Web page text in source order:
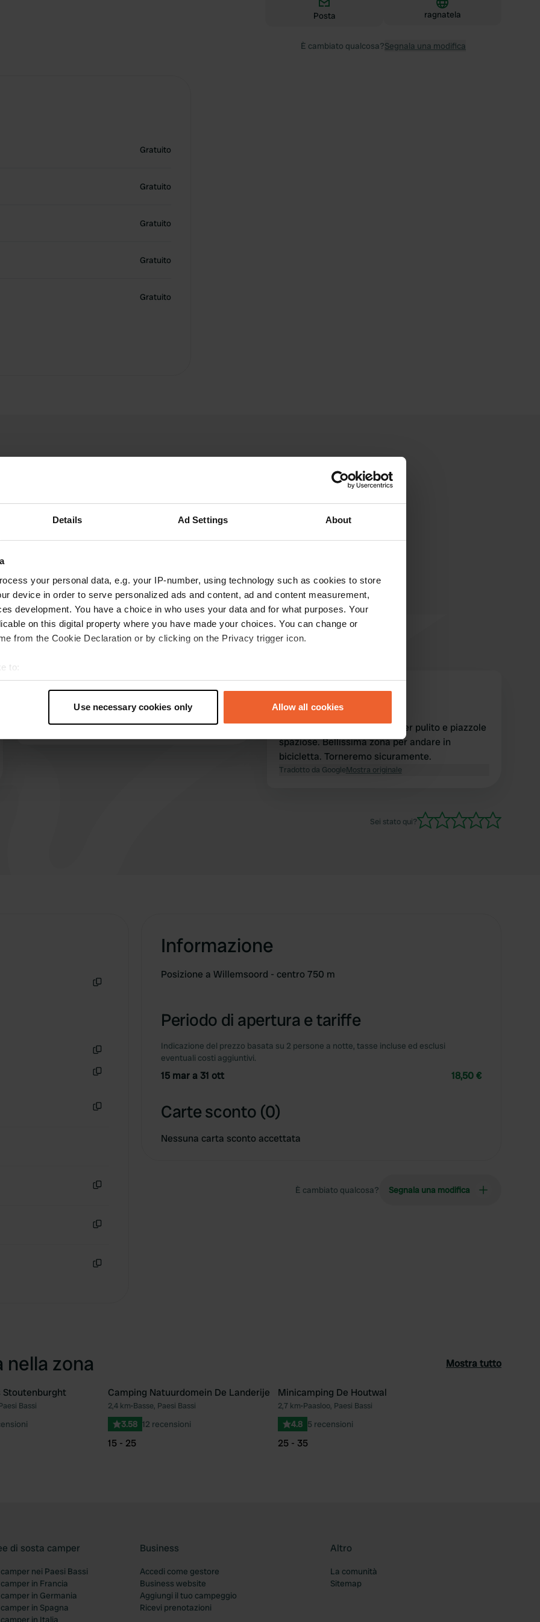
Details Ad Settings About
your personal data, e.g. your IP-number, using technology such as cookies to store
device in order to serve personalized ads and content, ad and content measurement,
development. You have a choice in who uses your data and for what purposes. Your
on this digital property where you have made your choices. You can change or
from the Cookie Declaration or by clicking on the Privacy trigger icon.
to:
geographical location which can be accurate to within several meters
personal data is processed and set your preferences in the
content and ads, to provide social media features and to analyse our traffic. We also share
site with our social media, advertising and analytics partners who may combine it with
to them or that they’ve collected from your use of their services.
Use necessary cookies only Allow all cookies
Gratuito
Gratuito
Gratuito
Gratuito
Gratuito
Posta ragnatela
È cambiato qualcosa?Segnala una modifica
(20) Mostra di più
laicamp53
2 settimane fa
Tradotto da GoogleMostra originale
54fbh
2 settimane fa
Ottimo campeggio, tutto super pulito e piazzole
spaziose. Bellissima zona per andare in
bicicletta. Torneremo sicuramente.
Tradotto da GoogleMostra originale
Sei stato qui?
Informazione
Posizione a Willemsoord - centro 750 m
Periodo di apertura e tariffe
Indicazione del prezzo basata su 2 persone a notte, tasse incluse ed esclusi
eventuali costi aggiuntivi.
15 mar a 31 ott 18,50 €
Carte sconto (0)
Nessuna carta sconto accettata
È cambiato qualcosa? Segnala una modifica
nella zona Mostra tutto
Preferito
Stoutenburght
Bassi Preferito
Camping Natuurdomein De Landerije
2,4 km•Basse, Paesi Bassi
3.58 12 recensioni
15 - 25
Minicamping De Houtwal
2,7 km•Paasloo, Paesi Bassi
4.8 5 recensioni
25 - 35
di sosta camper
nei Paesi Bassi
in Francia
in Germania
in Spagna
in Italia
Business
Accedi come gestore
Business website
Aggiungi il tuo campeggio
Ricevi prenotazioni
Altro
La comunità
Sitemap